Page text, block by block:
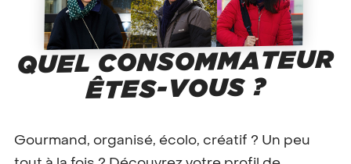
QUEL CONSOMMATEUR
ÊTES-VOUS ?
Gourmand, organisé, écolo, créatif ? Un peu